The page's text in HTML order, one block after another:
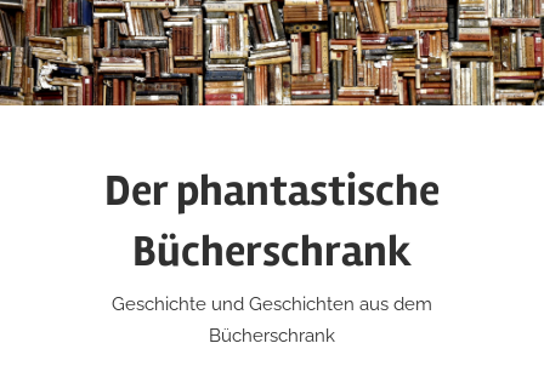
Zum
Inhalt
springen
Der phantastische
Bücherschrank
Geschichte und Geschichten aus dem
Bücherschrank